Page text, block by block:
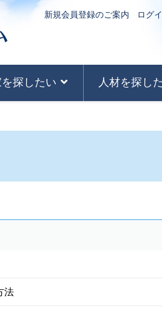
新規会員登録のご案内 ログ
探したい 人材を探し
法